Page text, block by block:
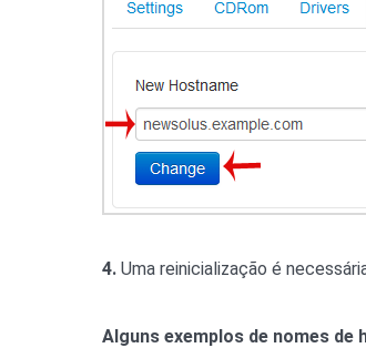
4. Uma reinicialização é
Alguns exemplos de nomes de